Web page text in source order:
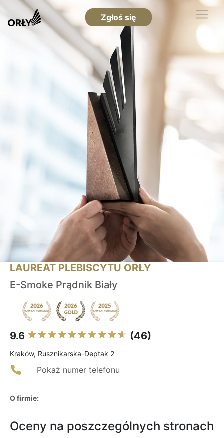
Zgłoś się
LAUREAT PLEBISCYTU ORŁY
E-Smoke Prądnik Biały
9.6 (46)
Kraków, Rusznikarska-Deptak 2
Pokaż numer telefonu
O firmie:
Oceny na poszczególnych stronach